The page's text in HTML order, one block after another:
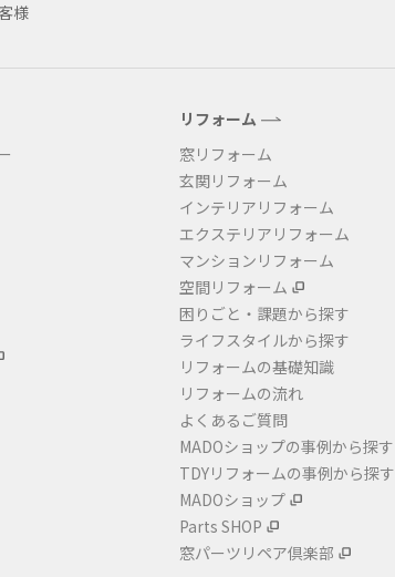
様
リフォーム
窓リフォーム
玄関リフォーム
インテリアリフォーム
エクステリアリフォーム
マンションリフォーム
空間リフォーム
困りごと・課題から探す
ライフスタイルから探す
リフォームの基礎知識
リフォームの流れ
よくあるご質問
MADOショップの事例から探す
TDYリフォームの事例から探す
MADOショップ
Parts SHOP
窓パーツリペア倶楽部